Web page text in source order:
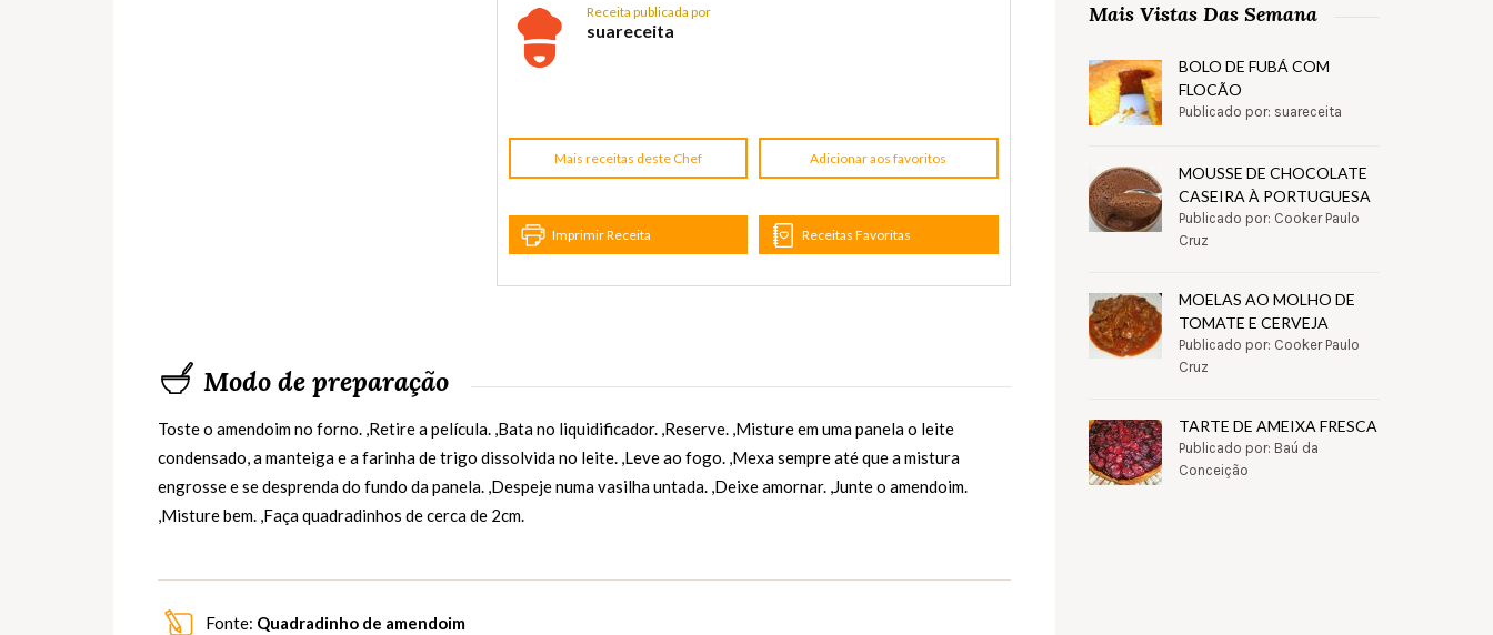
Receita publicada por
suareceita
Mais receitas deste Chef Adicionar aos favoritos
Imprimir Receita Receitas Favoritas
Modo de preparação
Toste o amendoim no forno. ,Retire a película. ,Bata no liquidificador. ,Reserve. ,Misture em uma panela o leite
condensado, a manteiga e a farinha de trigo dissolvida no leite. ,Leve ao fogo. ,Mexa sempre até que a mistura
engrosse e se desprenda do fundo da panela. ,Despeje numa vasilha untada. ,Deixe amornar. ,Junte o amendoim.
,Misture bem. ,Faça quadradinhos de cerca de 2cm.
Fonte: Quadradinho de amendoim
Mais Vistas Das Semana
BOLO DE FUBÁ COM
FLOCÃO
Publicado por: suareceita
MOUSSE DE CHOCOLATE
CASEIRA À PORTUGUESA
Publicado por: Cooker Paulo
Cruz
MOELAS AO MOLHO DE
TOMATE E CERVEJA
Publicado por: Cooker Paulo
Cruz
TARTE DE AMEIXA FRESCA
Publicado por: Baú da
Conceição